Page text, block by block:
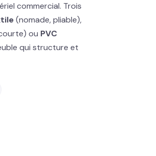
commercial. Trois
(nomade, pliable),
ou PVC
qui structure et